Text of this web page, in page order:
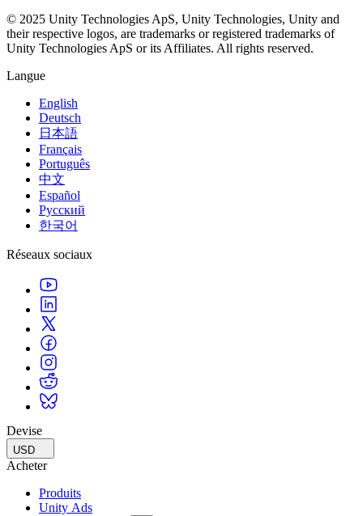
© 2025 Unity Technologies ApS, Unity Technologies, Unity and
their respective logos, are trademarks or registered trademarks of
Unity Technologies ApS or its Affiliates. All rights reserved.
Langue
English
Deutsch
日本語
Français
Português
中文
Español
Русский
한국어
Réseaux sociaux
Devise
USD
Acheter
Produits
Unity Ads